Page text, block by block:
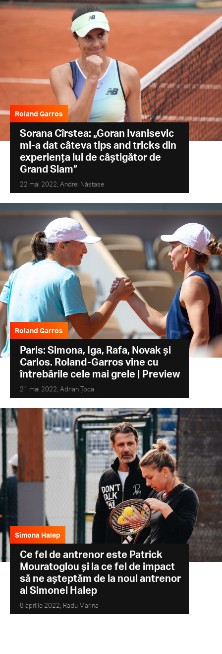
Roland Garros
Sorana Cîrstea: „Goran Ivanisevic
mi-a dat câteva tips and tricks din
experiența lui de câștigător de
Grand Slam”
22 mai 2022, Andrei Năstase
Roland Garros
Paris: Simona, Iga, Rafa, Novak și
Carlos. Roland-Garros vine cu
întrebările cele mai grele | Preview
21 mai 2022, Adrian Țoca
Simona Halep
Ce fel de antrenor este Patrick
Mouratoglou și la ce fel de impact
să ne așteptăm de la noul antrenor
al Simonei Halep
8 aprilie 2022, Radu Marina